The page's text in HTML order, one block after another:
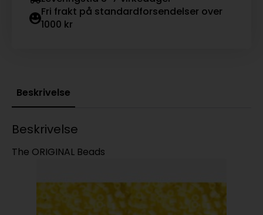
Fri frakt på standardforsendelser over
1000 kr
Beskrivelse
Beskrivelse
The ORIGINAL Beads